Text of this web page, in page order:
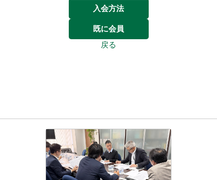
入会方法
既に会員
戻る